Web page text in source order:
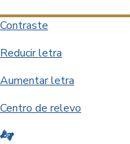
Contraste
Reducir letra
Aumentar letra
Centro de relevo